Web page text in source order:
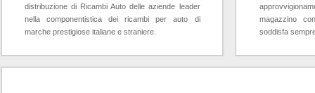
distribuzione di Ricambi Auto delle aziende leader
nella componentistica dei ricambi per auto di
marche prestigiose italiane e straniere.
magazzino
soddisfa